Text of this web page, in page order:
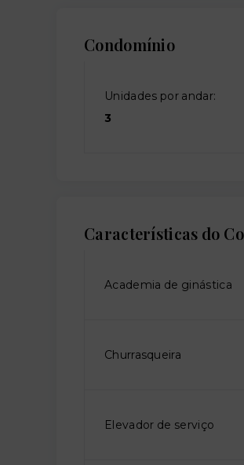
Condomínio
Unidades por andar:
3
Características do
Academia de ginástica
Churrasqueira
Elevador de serviço